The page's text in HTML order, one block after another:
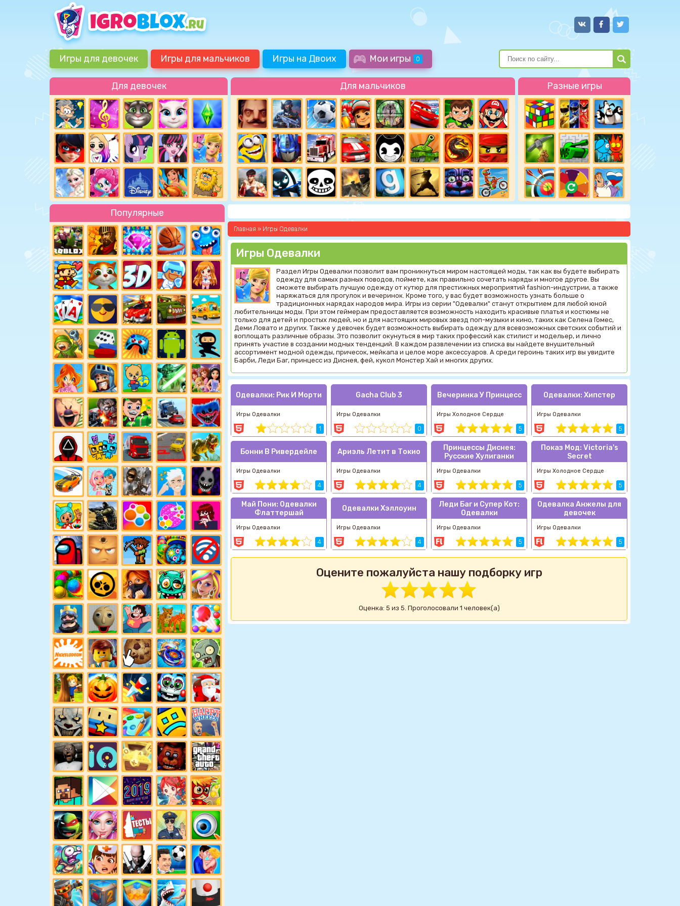
Игры для девочек Игры для мальчиков Игры на Двоих Мои игры 0
Для девочек Для мальчиков Разные игры
Популярные
Главная » Игры Одевалки
Игры Одевалки
Раздел Игры Одевалки позволит вам проникнуться миром настоящей моды, так как вы будете выбирать
одежду для самых разных поводов, поймете, как правильно сочетать наряды и многое другое. Вы
сможете выбирать лучшую одежду от кутюр для престижных мероприятий fashion-индустрии, а также
наряжаться для прогулок и вечеринок. Кроме того, у вас будет возможность узнать больше о
традиционных нарядах народов мира. Игры из серии "Одевалки" станут открытием для любой юной
любительницы моды. При этом геймерам предоставляется возможность находить красивые платья и костюмы не
только для детей и простых людей, но и для настоящих мировых звезд поп-музыки и кино, таких как Селена Гомес,
Деми Ловато и других. Также у девочек будет возможность выбирать одежду для всевозможных светских событий и
воплощать различные образы. Это позволит окунуться в мир таких профессий как стилист и модельер, и лично
принять участие в создании модных тенденций. В каждом развлечении из списка вы найдете внушительный
ассортимент модной одежды, причесок, мейкапа и целое море аксессуаров. А среди героинь таких игр вы увидите
Барби, Леди Баг, принцесс из Диснея, фей, кукол Монстер Хай и многих других.
Одевалки: Рик И Морти
Игры Одевалки
1
Gacha Club 3
Игры Одевалки
0
Вечеринка У Принцесс
Игры Холодное Сердце
5
Одевалки: Хипстер
Игры Одевалки
5
Бонни В Ривердейле
Игры Одевалки
4
Ариэль Летит в Токио
Игры Одевалки
4
Принцессы Диснея:
Русские Хулиганки
Игры Одевалки
5
Показ Мод: Victoria's
Secret
Игры Холодное Сердце
5
Май Пони: Одевалки
Флаттершай
Игры Одевалки
4
Одевалки Хэллоуин
Игры Одевалки
4
Леди Баг и Супер Кот:
Одевалки
Игры Одевалки
5
Одевалка Анжелы для
девочек
Игры Одевалки
5
Оцените пожалуйста нашу подборку игр
Оценка: 5 из 5. Проголосовали 1 человек(а)